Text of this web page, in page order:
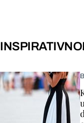
INSPIRATIVNO